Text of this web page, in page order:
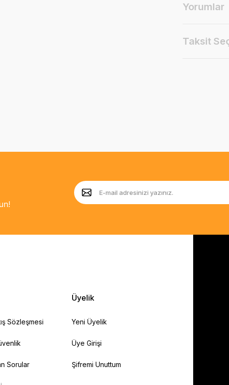
Yorumlar
Taksit
Sözleşmesi
Sorular
Üyelik
Yeni Üyelik
Üye Girişi
Şifremi Unuttum